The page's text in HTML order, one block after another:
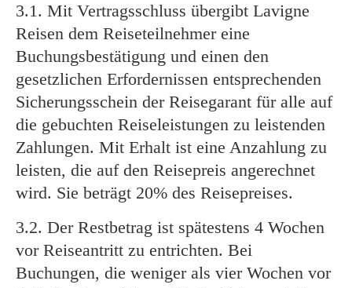
3.1. Mit Vertragsschluss übergibt Lavigne
Reisen dem Reiseteilnehmer eine
Buchungsbestätigung und einen den
gesetzlichen Erfordernissen entsprechenden
Sicherungsschein der Reisegarant für alle auf
die gebuchten Reiseleistungen zu leistenden
Zahlungen. Mit Erhalt ist eine Anzahlung zu
leisten, die auf den Reisepreis angerechnet
wird. Sie beträgt 20% des Reisepreises.
3.2. Der Restbetrag ist spätestens 4 Wochen
vor Reiseantritt zu entrichten. Bei
Buchungen, die weniger als vier Wochen vor